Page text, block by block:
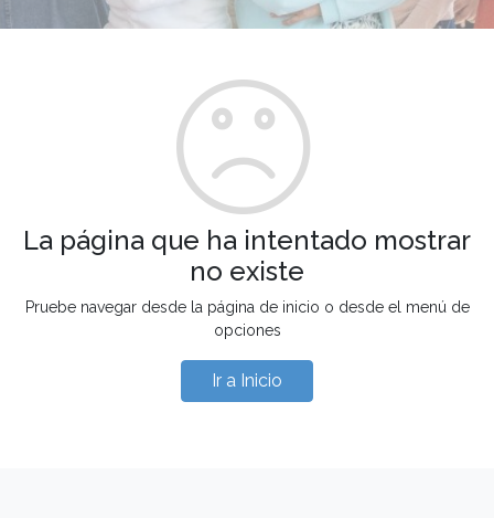
La página que ha intentado mostrar
no existe
Pruebe navegar desde la página de inicio o desde el menú de
opciones
Ir a Inicio